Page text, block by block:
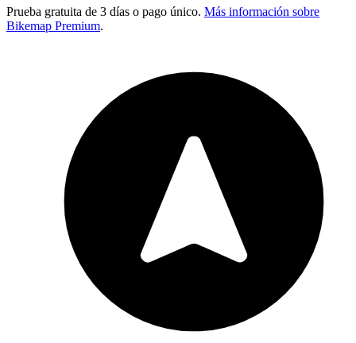
Prueba gratuita de 3 días o pago único. Más información sobre
Bikemap Premium.